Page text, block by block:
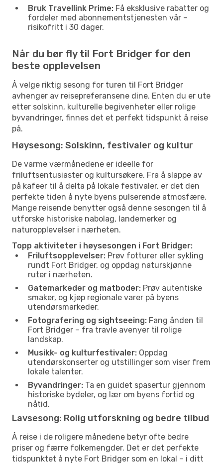
Bruk Travellink Prime: Få eksklusive rabatter og
fordeler med abonnementstjenesten vår –
risikofritt i 30 dager.
Når du bør fly til Fort Bridger for den
beste opplevelsen
Å velge riktig sesong for turen til Fort Bridger
avhenger av reisepreferansene dine. Enten du er ute
etter solskinn, kulturelle begivenheter eller rolige
byvandringer, finnes det et perfekt tidspunkt å reise
på.
Høysesong: Solskinn, festivaler og kultur
De varme værmånedene er ideelle for
friluftsentusiaster og kultursøkere. Fra å slappe av
på kafeer til å delta på lokale festivaler, er det den
perfekte tiden å nyte byens pulserende atmosfære.
Mange reisende benytter også denne sesongen til å
utforske historiske nabolag, landemerker og
naturopplevelser i nærheten.
Topp aktiviteter i høysesongen i Fort Bridger:
Friluftsopplevelser: Prøv fotturer eller sykling
rundt Fort Bridger, og oppdag naturskjønne
ruter i nærheten.
Gatemarkeder og matboder: Prøv autentiske
smaker, og kjøp regionale varer på byens
utendørsmarkeder.
Fotografering og sightseeing: Fang ånden til
Fort Bridger – fra travle avenyer til rolige
landskap.
Musikk- og kulturfestivaler: Oppdag
utendørskonserter og utstillinger som viser frem
lokale talenter.
Byvandringer: Ta en guidet spasertur gjennom
historiske bydeler, og lær om byens fortid og
nåtid.
Lavsesong: Rolig utforskning og bedre tilbud
Å reise i de roligere månedene betyr ofte bedre
priser og færre folkemengder. Det er det perfekte
tidspunktet å nyte Fort Bridger som en lokal – i ditt